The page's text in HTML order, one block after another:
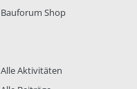
Bauforum Shop
Alle Aktivitäten